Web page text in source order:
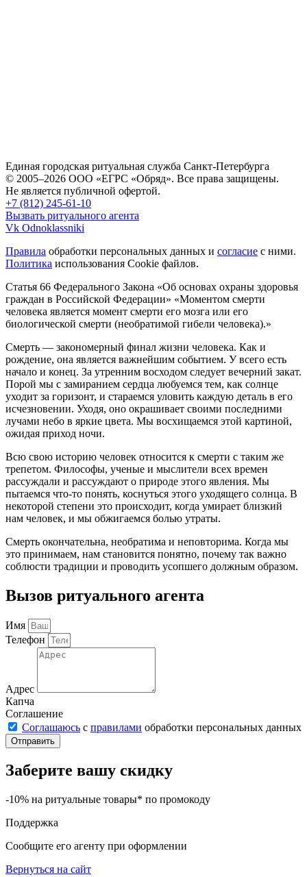
Единая городская ритуальная служба Санкт-Петербурга
© 2005–2026 ООО «ЕГРС «Обряд». Все права защищены.
Не является публичной офертой.
+7 (812) 245-61-10
Вызвать ритуального агента
Vk Odnoklassniki
Правила обработки персональных данных и согласие с ними.
Политика использования Cookie файлов.
Статья 66 Федерального Закона «Об основах охраны здоровья
граждан в Российской Федерации» «Моментом смерти
человека является момент смерти его мозга или его
биологической смерти (необратимой гибели человека).»
Смерть — закономерный финал жизни человека. Как и
рождение, она является важнейшим событием. У всего есть
начало и конец. За утренним восходом следует вечерний закат.
Порой мы с замиранием сердца любуемся тем, как солнце
уходит за горизонт, и стараемся уловить каждую деталь в его
исчезновении. Уходя, оно окрашивает своими последними
лучами небо в яркие цвета. Мы восхищаемся этой картиной,
ожидая приход ночи.
Всю свою историю человек относится к смерти с таким же
трепетом. Философы, ученые и мыслители всех времен
рассуждали и рассуждают о природе этого явления. Мы
пытаемся что-то понять, коснуться этого уходящего солнца. В
некоторой степени это происходит, когда умирает близкий
нам человек, и мы обжигаемся болью утраты.
Смерть окончательна, необратима и неповторима. Когда мы
это принимаем, нам становится понятно, почему так важно
соблюсти традиции и проводить усопшего должным образом.
Вызов ритуального агента
Имя
Телефон
Адрес
Капча
Соглашение
Соглашаюсь с правилами обработки персональных данных
Отправить
Заберите вашу скидку
-10% на ритуальные товары* по промокоду
Поддержка
Сообщите его агенту при оформлении
Вернуться на сайт